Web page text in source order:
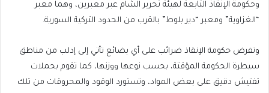
وحكومة الإنقاذ التابعة لهيئة تحرير الشام عبر معبرين، وهما معبر
“الغزاوية” ومعبر “دير بلوط” بالقرب من الحدود التركية السورية.
وتفرض حكومة الإنقاذ ضرائب على أي بضائع تأتي إلى إدلب من مناطق
سيطرة الحكومة المؤقتة، بحسب نوعها ووزنها، كما تقوم بحملات
تفتيش دقيق على بعض المواد، وتستورد الوقود والمحروقات من تلك